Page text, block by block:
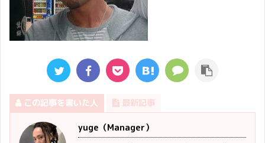
この記事を書いた人 最新記事
yuge（Manager）